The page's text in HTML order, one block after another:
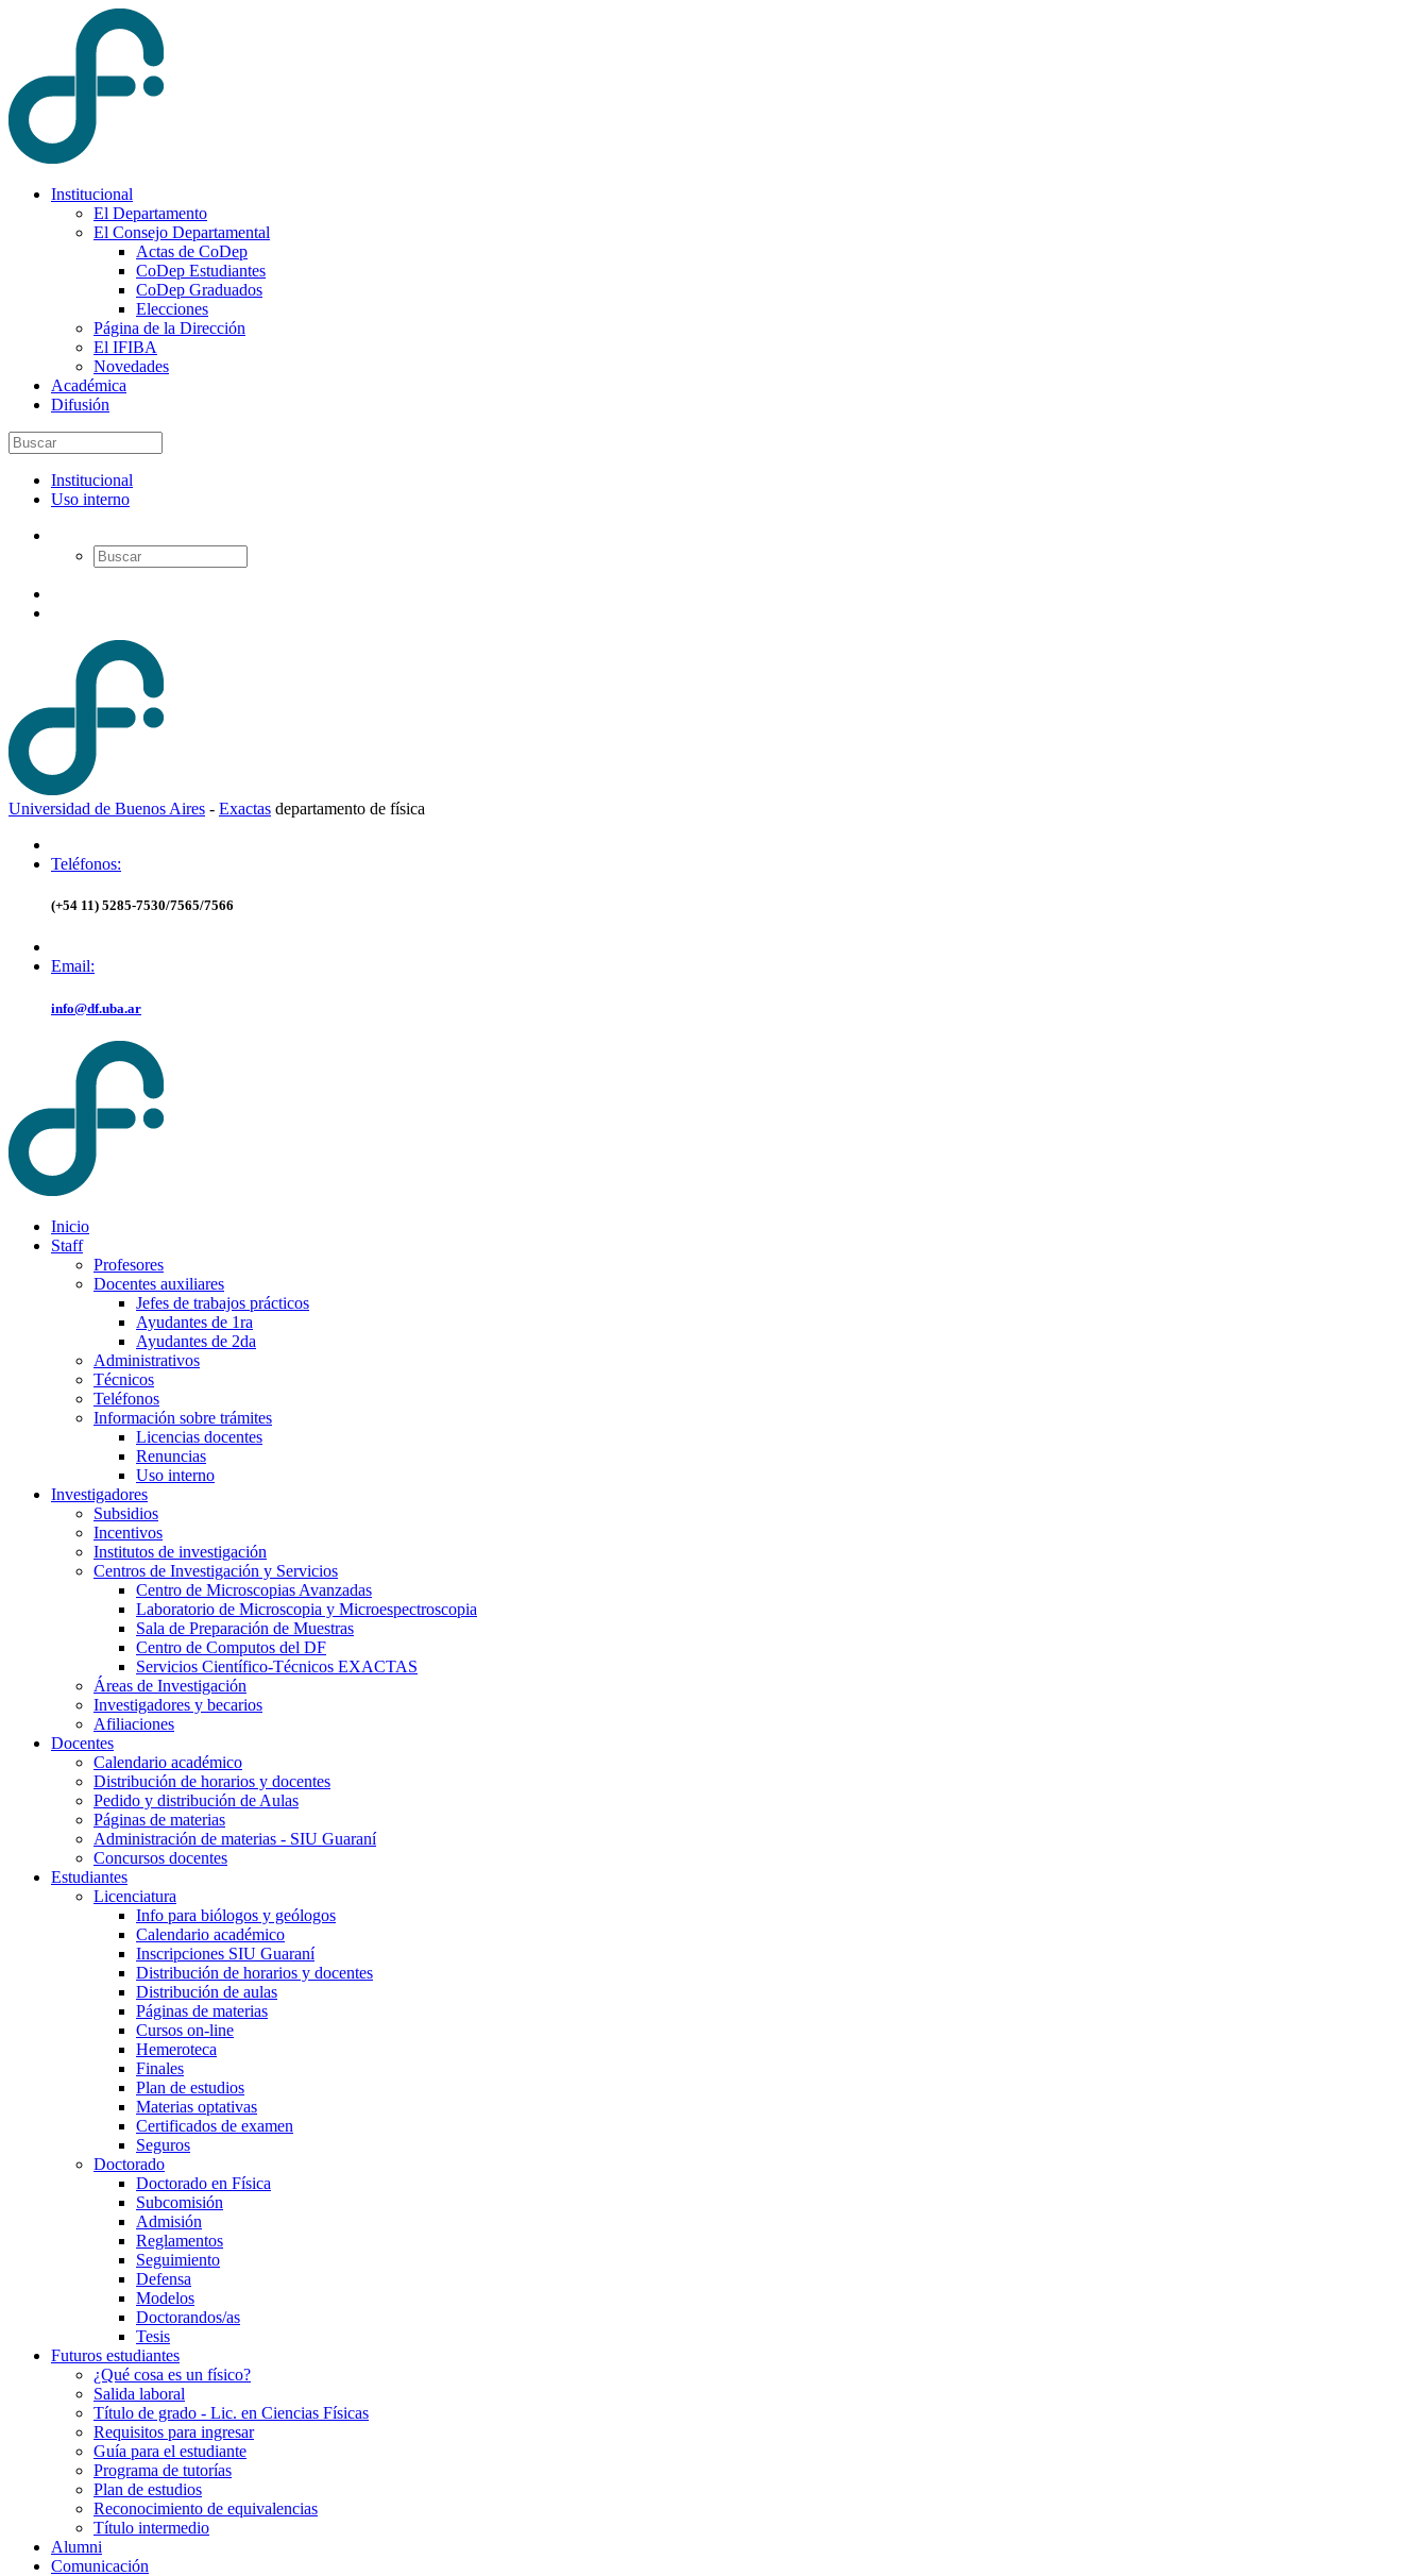
Institucional
El Departamento
El Consejo Departamental
Actas de CoDep
CoDep Estudiantes
CoDep Graduados
Elecciones
Página de la Dirección
El IFIBA
Novedades
Académica
Difusión
Institucional
Uso interno
Universidad de Buenos Aires - Exactas departamento de física
Teléfonos:
(+54 11) 5285-7530/7565/7566
Email:
info@df.uba.ar
Inicio
Staff
Profesores
Docentes auxiliares
Jefes de trabajos prácticos
Ayudantes de 1ra
Ayudantes de 2da
Administrativos
Técnicos
Teléfonos
Información sobre trámites
Licencias docentes
Renuncias
Uso interno
Investigadores
Subsidios
Incentivos
Institutos de investigación
Centros de Investigación y Servicios
Centro de Microscopias Avanzadas
Laboratorio de Microscopia y Microespectroscopia
Sala de Preparación de Muestras
Centro de Computos del DF
Servicios Científico-Técnicos EXACTAS
Áreas de Investigación
Investigadores y becarios
Afiliaciones
Docentes
Calendario académico
Distribución de horarios y docentes
Pedido y distribución de Aulas
Páginas de materias
Administración de materias - SIU Guaraní
Concursos docentes
Estudiantes
Licenciatura
Info para biólogos y geólogos
Calendario académico
Inscripciones SIU Guaraní
Distribución de horarios y docentes
Distribución de aulas
Páginas de materias
Cursos on-line
Hemeroteca
Finales
Plan de estudios
Materias optativas
Certificados de examen
Seguros
Doctorado
Doctorado en Física
Subcomisión
Admisión
Reglamentos
Seguimiento
Defensa
Modelos
Doctorandos/as
Tesis
Futuros estudiantes
¿Qué cosa es un físico?
Salida laboral
Título de grado - Lic. en Ciencias Físicas
Requisitos para ingresar
Guía para el estudiante
Programa de tutorías
Plan de estudios
Reconocimiento de equivalencias
Título intermedio
Alumni
Comunicación